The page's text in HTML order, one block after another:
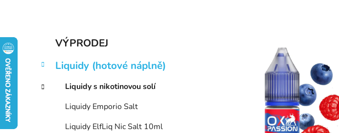
s
r
Přeskočit
kategorie
e
o
VÝPRODEJ
Liquidy (hotové náplně)
Liquidy s nikotinovou solí
Liquidy Emporio Salt
Liquidy ElfLiq Nic Salt 10ml